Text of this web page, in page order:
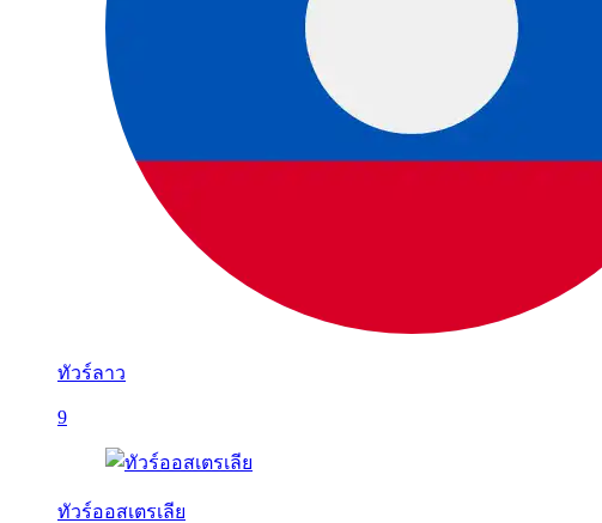
ทัวร์ลาว
9
ทัวร์ออสเตรเลีย